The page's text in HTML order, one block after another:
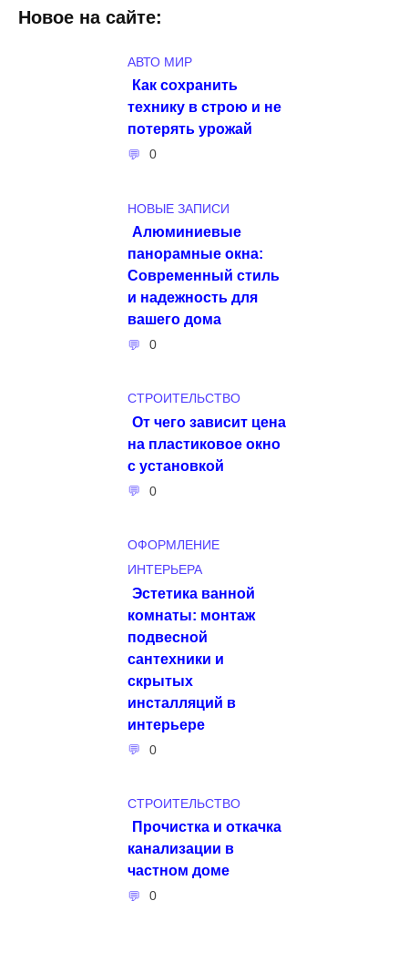
Новое на сайте:
АВТО МИР
Как сохранить
технику в строю и не
потерять урожай
0
НОВЫЕ ЗАПИСИ
Алюминиевые
панорамные окна:
Современный стиль
и надежность для
вашего дома
0
СТРОИТЕЛЬСТВО
От чего зависит цена
на пластиковое окно
с установкой
0
ОФОРМЛЕНИЕ
ИНТЕРЬЕРА
Эстетика ванной
комнаты: монтаж
подвесной
сантехники и
скрытых
инсталляций в
интерьере
0
СТРОИТЕЛЬСТВО
Прочистка и откачка
канализации в
частном доме
0